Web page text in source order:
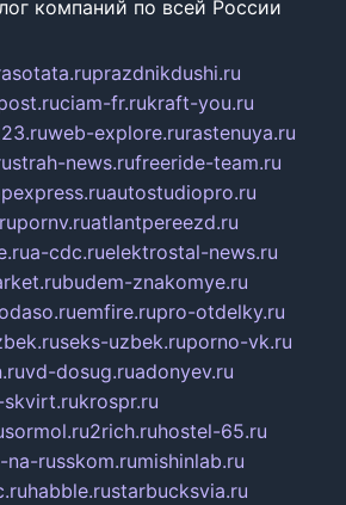
компаний по всей России
prazdnikdushi.ru
ciam-fr.rukraft-you.ru
web-explore.rurastenuya.ru
strah-news.rufreeride-team.ru
autostudiopro.ru
pornv.ruatlantpereezd.ru
a-cdc.ruelektrostal-news.ru
budem-znakomye.ru
emfire.rupro-otdelky.ru
seks-uzbek.ruporno-vk.ru
vd-dosug.ruadonyev.ru
krospr.ru
sormol.ru2rich.ruhostel-65.ru
na-russkom.rumishinlab.ru
habble.rustarbucksvia.ru